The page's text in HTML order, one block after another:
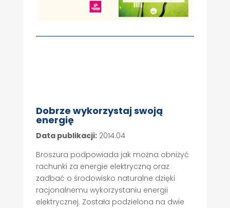
Dobrze wykorzystaj swoją
energię
Data publikacji:2014.04
Broszura podpowiada jak można obniżyć
rachunki za energie elektryczną oraz
zadbać o środowisko naturalne dzięki
racjonalnemu wykorzystaniu energii
elektrycznej. Została podzielona na dwie